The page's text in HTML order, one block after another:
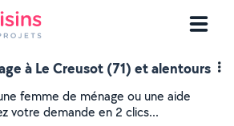
à Le Creusot (71) et alentours
femme de ménage ou une aide
votre demande en 2 clics...